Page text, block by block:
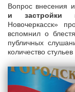
Вопрос внесения
и застройки
Новочеркасск»
вспомнил о
публичных
количество